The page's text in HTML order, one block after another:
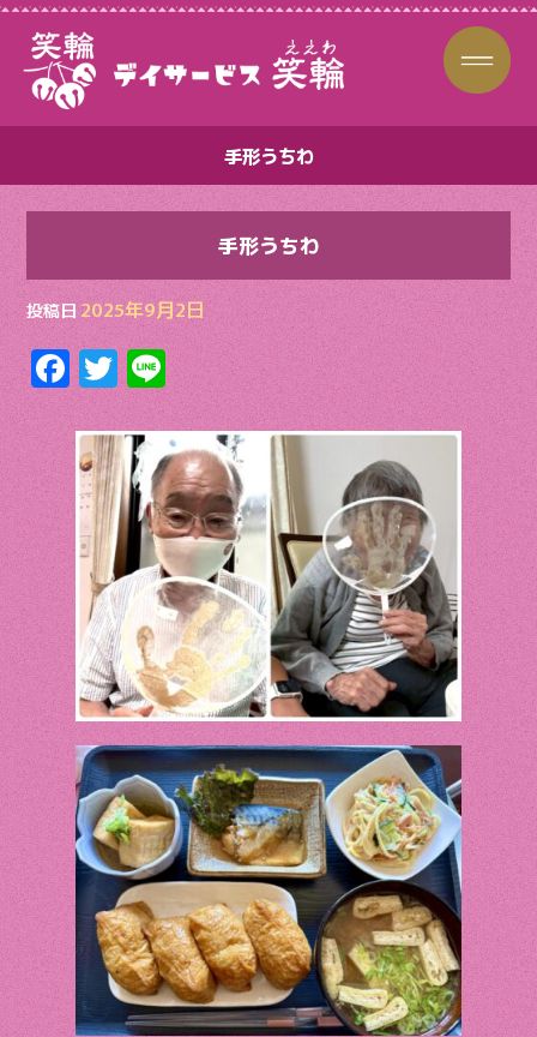
手形うちわ
手形うちわ
投稿日 2025年9月2日
F
ac
e
b
o
o
k
T
w
itt
er
Li
n
e